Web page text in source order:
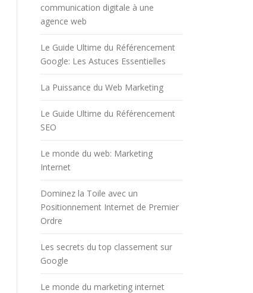
communication digitale à une
agence web
Le Guide Ultime du Référencement
Google: Les Astuces Essentielles
La Puissance du Web Marketing
Le Guide Ultime du Référencement
SEO
Le monde du web: Marketing
Internet
Dominez la Toile avec un
Positionnement Internet de Premier
Ordre
Les secrets du top classement sur
Google
Le monde du marketing internet